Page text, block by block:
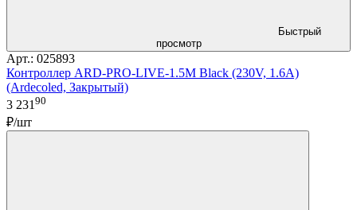
Быстрый
просмотр
Арт.: 025893
Контроллер ARD-PRO-LIVE-1.5M Black (230V, 1.6A)
(Ardecoled, Закрытый)
3 23190
₽/шт